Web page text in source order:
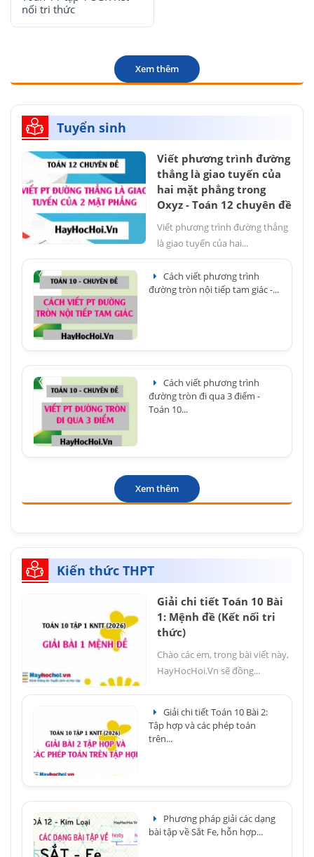
nối tri thức
Xem thêm
Tuyển sinh
Viết phương trình đường
thẳng là giao tuyến của
hai mặt phẳng trong
Oxyz - Toán 12 chuyên đề
Viết phương trình đường thẳng
là giao tuyến của hai...
Cách viết phương trình
đường tròn nội tiếp tam giác -...
Cách viết phương trình
đường tròn đi qua 3 điểm -
Toán 10...
Xem thêm
Kiến thức THPT
Giải chi tiết Toán 10 Bài
1: Mệnh đề (Kết nối tri
thức)
Chào các em, trong bài viết này,
HayHocHoi.Vn sẽ đồng...
Giải chi tiết Toán 10 Bài 2:
Tập hợp và các phép toán
trên...
Phương pháp giải các dạng
bài tập về Sắt Fe, hỗn hợp...